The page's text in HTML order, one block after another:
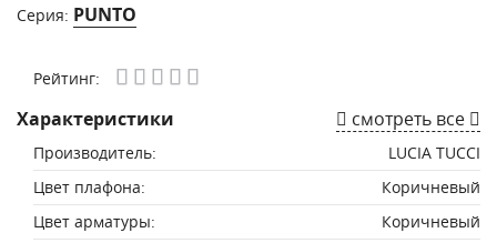
Серия: PUNTO
Рейтинг:
Характеристики смотреть все
Производитель:
LUCIA TUCCI
Цвет плафона:
Коричневый
Цвет арматуры:
Коричневый